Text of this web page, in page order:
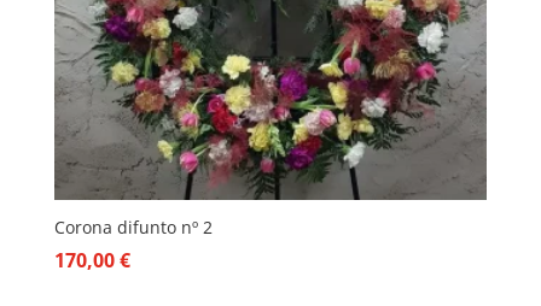
Corona difunto nº 2
170,00€